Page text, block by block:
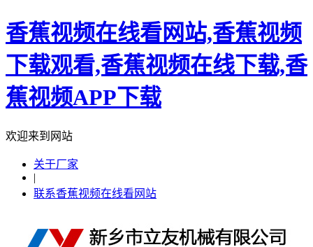
香蕉视频在线看网站,香蕉视频
下载观看,香蕉视频在线下载,香
蕉视频APP下载
欢迎来到网站
关于厂家
|
联系香蕉视频在线看网站